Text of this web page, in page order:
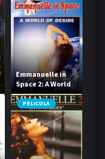
Emmanuelle in
Space 2: A World
of Desire
PELICULA